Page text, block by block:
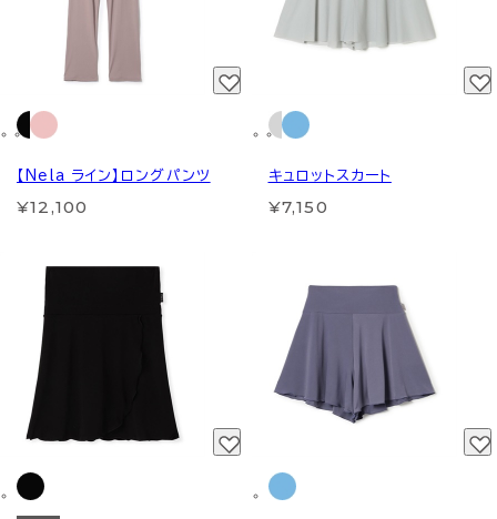
【Nela ライン】ロングパンツ
¥12,100
キュロットスカート
¥7,150